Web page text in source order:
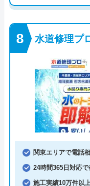
水道修理プ
関東エリアで電話
24時間365日対応
施工実績10万件以